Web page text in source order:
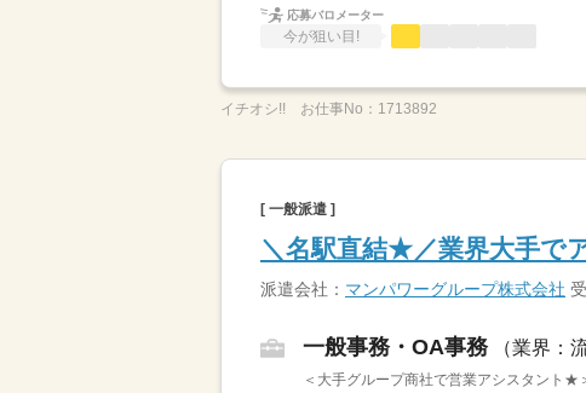
応募バロメーター
今が狙い目!
イチオシ!! お仕事No： 1713892
[ 一般派遣 ]
＼名駅直結★／業界大手で
派遣会社： マンパワーグループ株式会社
一般事務・OA事務 （業界：
＜大手グループ商社で営業アシスタント★